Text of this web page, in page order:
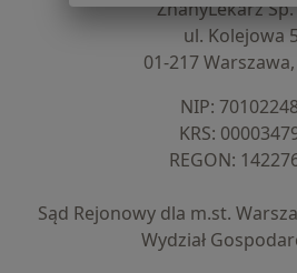
ZnanyLekarz
ul. Kolejowa
01-217
NIP:
KRS:
REGON:
Sąd Rejonowy dla m.st.
Wydział